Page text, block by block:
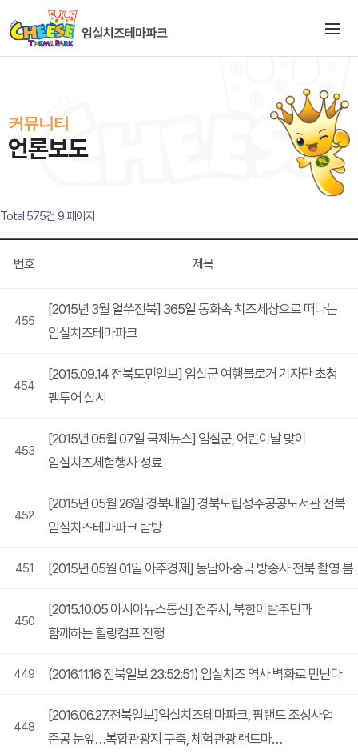
커뮤니티
언론보도
Total 575건 9 페이지
번호 제목
455
[2015년 3월 얼쑤전북] 365일 동화속 치즈세상으로 떠나는
임실치즈테마파크
454
[2015.09.14 전북도민일보] 임실군 여행블로거 기자단 초청
팸투어 실시
453
[2015년 05월 07일 국제뉴스] 임실군, 어린이날 맞이
임실치즈체험행사 성료
452
[2015년 05월 26일 경북매일] 경북도립성주공공도서관 전북
임실치즈테마파크 탐방
451 [2015년 05월 01일 아주경제] 동남아·중국 방송사 전북 촬영 붐
450
[2015.10.05 아시아뉴스통신] 전주시, 북한이탈주민과
함께하는 힐링캠프 진행
449 (2016.11.16 전북일보 23:52:51) 임실치즈 역사 벽화로 만난다
448
[2016.06.27.전북일보]임실치즈테마파크, 팜랜드 조성사업
준공 눈앞…복합관광지 구축, 체험관광 랜드마…